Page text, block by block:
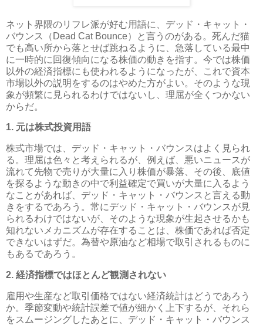
ネット界隈のリフレ派が好む用語に、デッド・キャット・
バウンス（Dead Cat Bounce）と言うのがある。死んだ猫
でも高い所から落とせば跳ねるように、急落している最中
に一時的に回復傾向になる株価の動きを指す。今では株価
以外の経済指標にも使われるようになったが、これで資本
市場以外の説明をするのはやめた方がよい。そのような現
象が頻繁に見られるわけではないし、理屈が全くつかない
からだ。
1. 元は株式投資用語
株式市場では、デッド・キャット・バウンスはよく見られ
る。理屈は色々と考えられるが、例えば、悪いニュースが
流れて先物で売りが大量に入り株価が暴落、その後、底値
を探るような動きの中で利益確定で買いが大量に入るよう
なことがあれば、デッド・キャット・バウンスと言える動
きをするであろう。常にデッド・キャット・バウンスが見
られるわけではないが、そのような現象が生起させるかも
知れないメカニズムが存在することは、株価であれば否定
できないはずだ。為替や原油など相場で取引されるものに
もあるであろう。
2. 経済指標ではほとんど観測されない
雇用や生産など取引価格ではない経済統計はどうであろう
か。季節変動や統計誤差で値が細かく上下するが、それら
をスムージングしたあとに、デッド・キャット・バウンス